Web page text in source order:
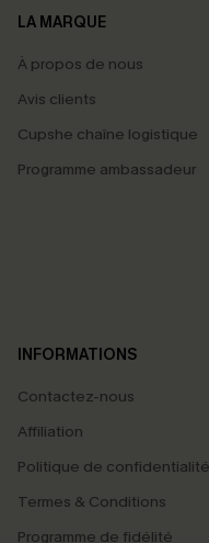
LA MARQUE
À propos de nous
Avis clients
Cupshe chaîne logistique
Programme ambassadeur
INFORMATIONS
Contactez-nous
Affiliation
Politique de confidentialité
Termes & Conditions
Programme de fidélité
marketing (y compris du
pouvons utiliser les
savoir si ceux-ci ont été
personnaliser nos contenus